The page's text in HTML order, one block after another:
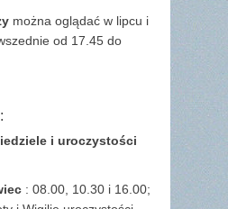
można oglądać w lipcu i
od 17.45 do
i uroczystości
: 08.00, 10.30 i 16.00;